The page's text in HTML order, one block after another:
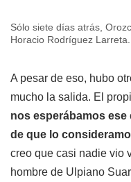
Sólo siete días atrás,
Horacio Rodríguez Larreta.
A pesar de eso, hubo
mucho la salida. El
nos esperábamos ese
de que lo
creo que casi nadie vio
hombre de Ulpiano